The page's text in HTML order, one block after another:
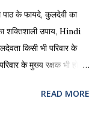
के फायदे, कुलदेवी का
शक्तिशाली उपाय, Hindi
किसी भी परिवार के
के मुख्य रक्षक भी होते हैं
कुलदेवता का पता नहीं
READ MORE